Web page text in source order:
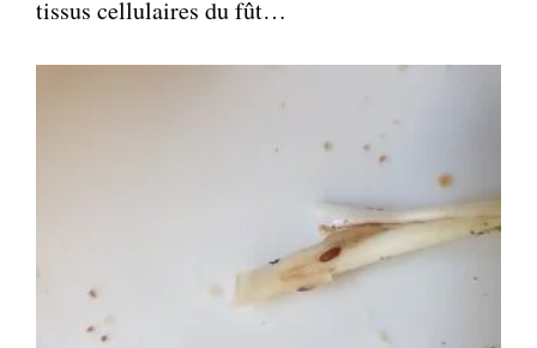
tissus cellulaires du fût…